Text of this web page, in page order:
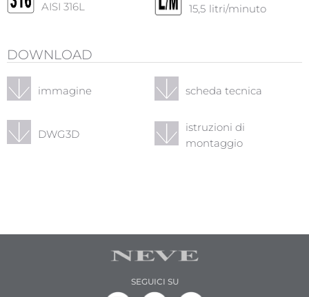
AISI 316L
15,5 litri/minuto
DOWNLOAD
immagine scheda tecnica
DWG3D
istruzioni di
montaggio
SEGUICI SU